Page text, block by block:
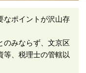
ポイントが沢山存
みならず、文京区
等、税理士の管轄以